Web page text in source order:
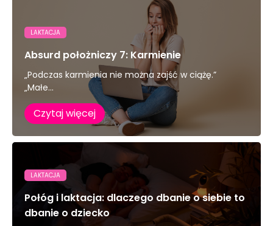
LAKTACJA
Absurd położniczy 7: Karmienie
„Podczas karmienia nie można zajść w ciążę.”
„Małe...
Czytaj więcej
LAKTACJA
Połóg i laktacja: dlaczego dbanie o siebie to
dbanie o dziecko